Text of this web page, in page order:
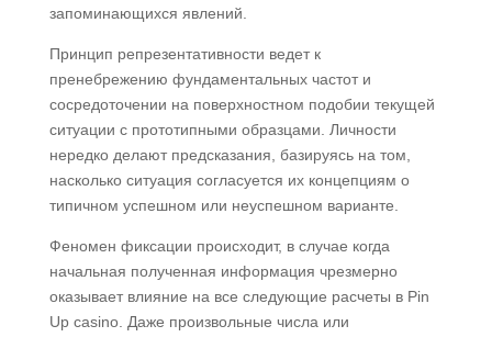
запоминающихся явлений.
Принцип репрезентативности ведет к
пренебрежению фундаментальных частот и
сосредоточении на поверхностном подобии текущей
ситуации с прототипными образцами. Личности
нередко делают предсказания, базируясь на том,
насколько ситуация согласуется их концепциям о
типичном успешном или неуспешном варианте.
Феномен фиксации происходит, в случае когда
начальная полученная информация чрезмерно
оказывает влияние на все следующие расчеты в Pin
Up casino. Даже произвольные числа или